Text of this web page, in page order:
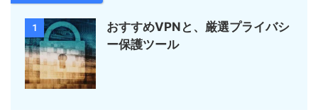
1
おすすめVPNと、厳選プライバシ
ー保護ツール